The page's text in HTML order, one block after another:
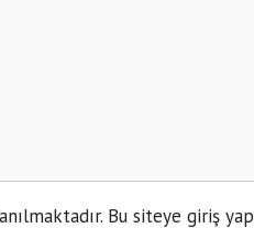
Bu siteye giriş